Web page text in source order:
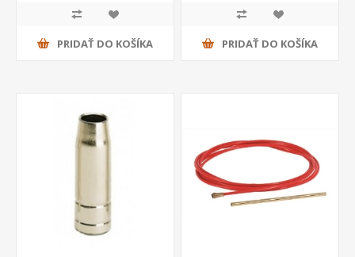
PRIDAŤ DO KOŠÍKA PRIDAŤ DO KOŠÍKA